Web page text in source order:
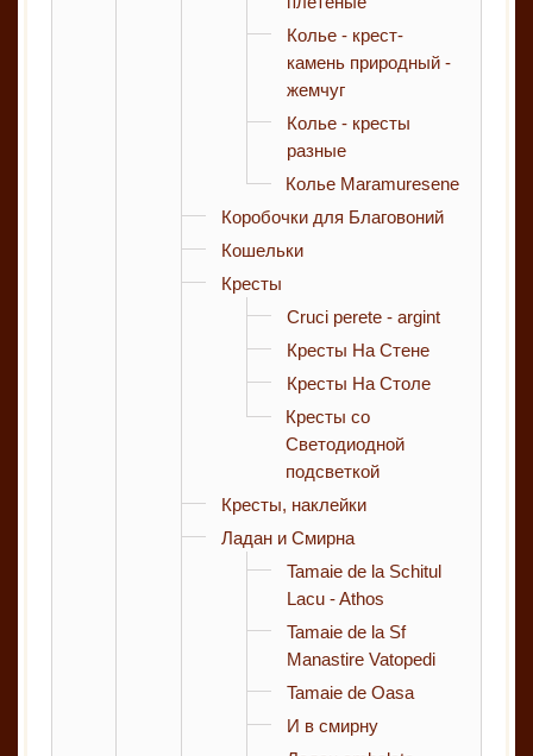
Колье - крест-
камень природный -
жемчуг
Колье - кресты
разные
Колье Maramuresene
Коробочки для Благовоний
Кошельки
Кресты
Cruci perete - argint
Кресты На Стене
Кресты На Столе
Кресты со
Светодиодной
подсветкой
Кресты, наклейки
Ладан и Смирна
Tamaie de la Schitul
Lacu - Athos
Tamaie de la Sf
Manastire Vatopedi
Tamaie de Oasa
И в смирну